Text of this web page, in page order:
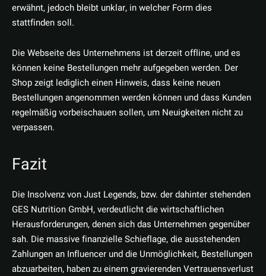
erwähnt, jedoch bleibt unklar, in welcher Form dies
stattfinden soll.
Die Webseite des Unternehmens ist derzeit offline, und es
können keine Bestellungen mehr aufgegeben werden. Der
Shop zeigt lediglich einen Hinweis, dass keine neuen
Bestellungen angenommen werden können und dass Kunden
regelmäßig vorbeischauen sollen, um Neuigkeiten nicht zu
verpassen.
Fazit
Die Insolvenz von Just Legends, bzw. der dahinter stehenden
GES Nutrition GmbH, verdeutlicht die wirtschaftlichen
Herausforderungen, denen sich das Unternehmen gegenüber
sah. Die massive finanzielle Schieflage, die ausstehenden
Zahlungen an Influencer und die Unmöglichkeit, Bestellungen
abzuarbeiten, haben zu einem gravierenden Vertrauensverlust